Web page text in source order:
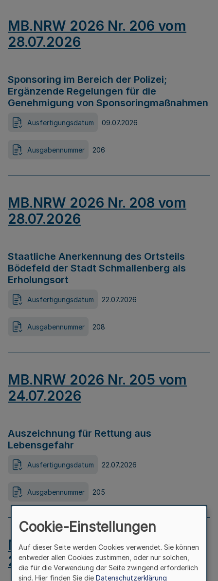
MB.NRW 2026 Nr. 206 vom
28.07.2026
Sponsoring im Bereich der Polizei;
Ergänzende Regelungen für die
Genehmigung von Sponsoringmaßnahmen
Ausfertigungsdatum 09.07.2026
Ausgabennummer 206
MB.NRW 2026 Nr. 208 vom
28.07.2026
Staatliche Anerkennung des Ortsteils
Bödefeld der Stadt Schmallenberg als
Erholungsort
Ausfertigungsdatum 22.07.2026
Ausgabennummer 208
MB.NRW 2026 Nr. 205 vom
24.07.2026
Auszeichnung für Rettung aus
Lebensgefahr
Ausfertigungsdatum 22.07.2026
Ausgabennummer 205
MB.NRW 2026 Nr. 204 vom
24.07.2026
Cookie-Einstellungen
Auf dieser Seite werden Cookies verwendet. Sie können
entweder allen Cookies zustimmen, oder nur solchen,
die für die Verwendung der Seite zwingend erforderlich
sind. Hier finden Sie die Datenschutzerklärung